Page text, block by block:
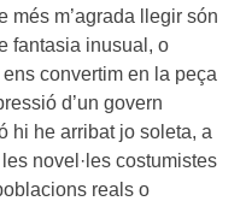
més m’agrada llegir són
fantasia inusual, o
convertim en la peça
d’un govern
hi he arribat jo soleta, a
novel·les costumistes
reals o